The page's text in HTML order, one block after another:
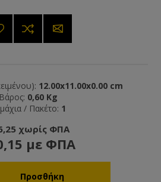
12.00x11.00x0.00 cm
Βάρος: 0,60 Kg
/ Πακέτο: 1
χωρίς ΦΠΑ
με ΦΠΑ